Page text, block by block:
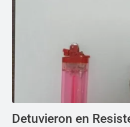
Detuvieron en